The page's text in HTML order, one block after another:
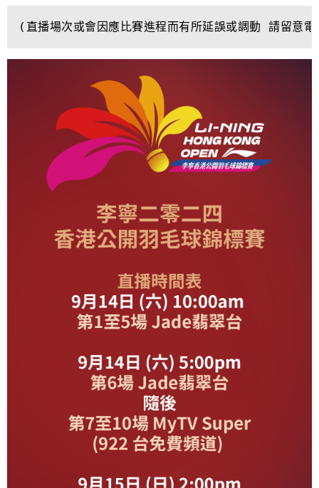
(直播場次或會因應比賽進程而有所延誤或調動 請留意